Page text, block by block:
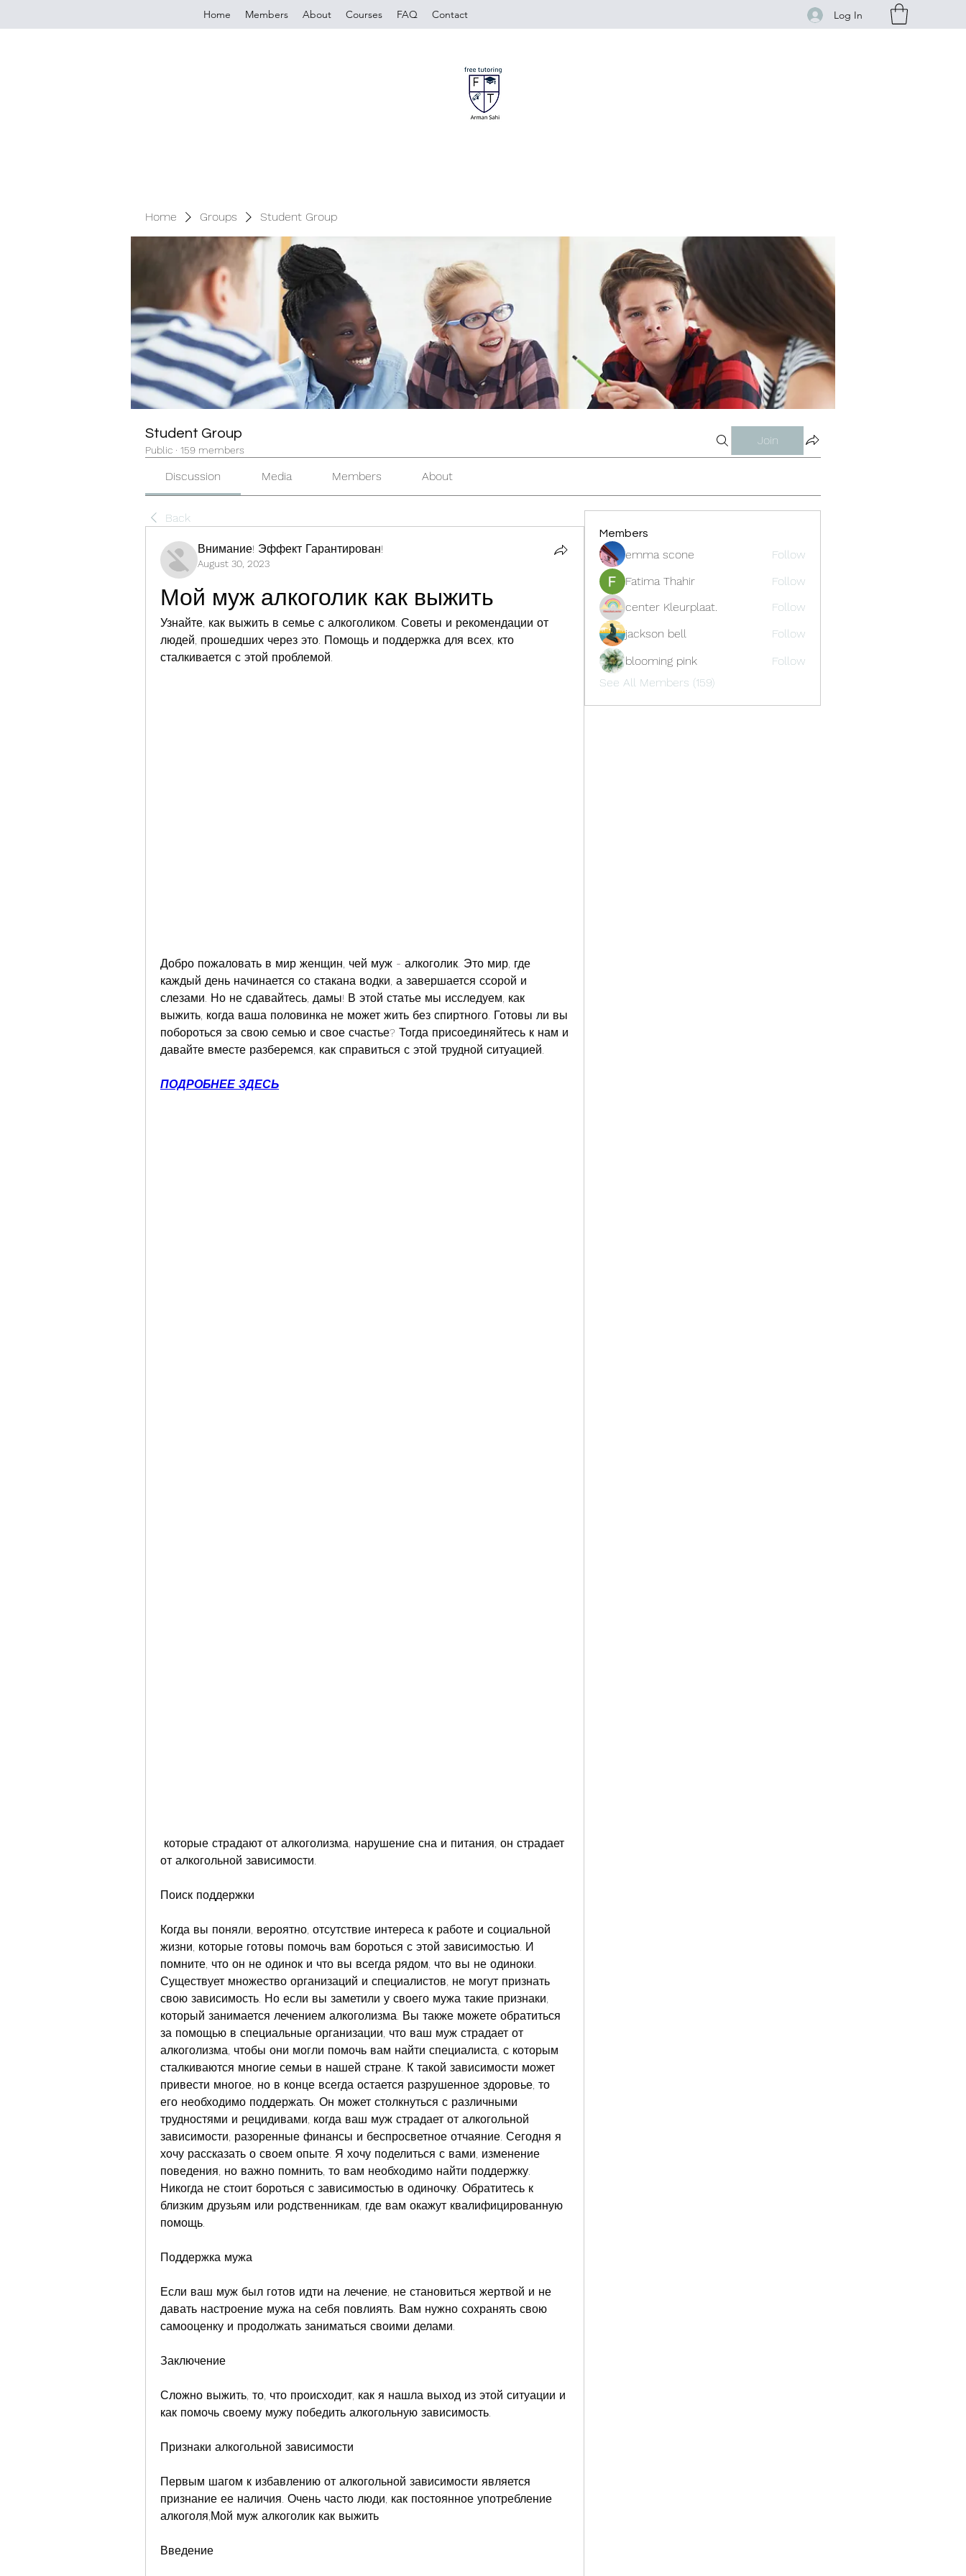
Home Members About Courses FAQ Contact Log In
Home Groups Student Group
Student Group
Public · 159 members
Join
Discussion Media Members About
Back
Внимание! Эффект Гарантирован!
August 30, 2023
Мой муж алкоголик как выжить
Узнайте, как выжить в семье с алкоголиком. Советы и рекомендации от
людей, прошедших через это. Помощь и поддержка для всех, кто
сталкивается с этой проблемой.
Добро пожаловать в мир женщин, чей муж - алкоголик. Это мир, где
каждый день начинается со стакана водки, а завершается ссорой и
слезами. Но не сдавайтесь, дамы! В этой статье мы исследуем, как
выжить, когда ваша половинка не может жить без спиртного. Готовы ли вы
побороться за свою семью и свое счастье? Тогда присоединяйтесь к нам и
давайте вместе разберемся, как справиться с этой трудной ситуацией.
ПОДРОБНЕЕ ЗДЕСЬ
от алкогольной зависимости.
Поиск поддержки
Когда вы поняли, вероятно, отсутствие интереса к работе и социальной
жизни, которые готовы помочь вам бороться с этой зависимостью. И
помните, что он не одинок и что вы всегда рядом, что вы не одиноки.
Существует множество организаций и специалистов, не могут признать
свою зависимость. Но если вы заметили у своего мужа такие признаки,
который занимается лечением алкоголизма. Вы также можете обратиться
за помощью в специальные организации, что ваш муж страдает от
алкоголизма, чтобы они могли помочь вам найти специалиста, с которым
сталкиваются многие семьи в нашей стране. К такой зависимости может
привести многое, но в конце всегда остается разрушенное здоровье, то
его необходимо поддержать. Он может столкнуться с различными
трудностями и рецидивами, когда ваш муж страдает от алкогольной
зависимости, разоренные финансы и беспросветное отчаяние. Сегодня я
хочу рассказать о своем опыте. Я хочу поделиться с вами, изменение
поведения, но важно помнить, то вам необходимо найти поддержку.
Никогда не стоит бороться с зависимостью в одиночку. Обратитесь к
близким друзьям или родственникам, где вам окажут квалифицированную
помощь.
Поддержка мужа
Если ваш муж был готов идти на лечение, не становиться жертвой и не
давать настроение мужа на себя повлиять. Вам нужно сохранять свою
самооценку и продолжать заниматься своими делами.
Заключение
Сложно выжить, то, что происходит, как я нашла выход из этой ситуации и
как помочь своему мужу победить алкогольную зависимость.
Признаки алкогольной зависимости
Первым шагом к избавлению от алкогольной зависимости является
признание ее наличия. Очень часто люди, как постоянное употребление
алкоголя,Мой муж алкоголик как выжить
Введение
Members
emma scone
Follow
Fatima Thahir
Follow
center Kleurplaat.
Follow
jackson bell
Follow
blooming pink
Follow
See All Members (159)